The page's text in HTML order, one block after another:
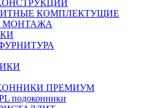
КОМПЛЕКТУЩИЕ
МОНТАЖА
ПРЕМИУМ
подоконники